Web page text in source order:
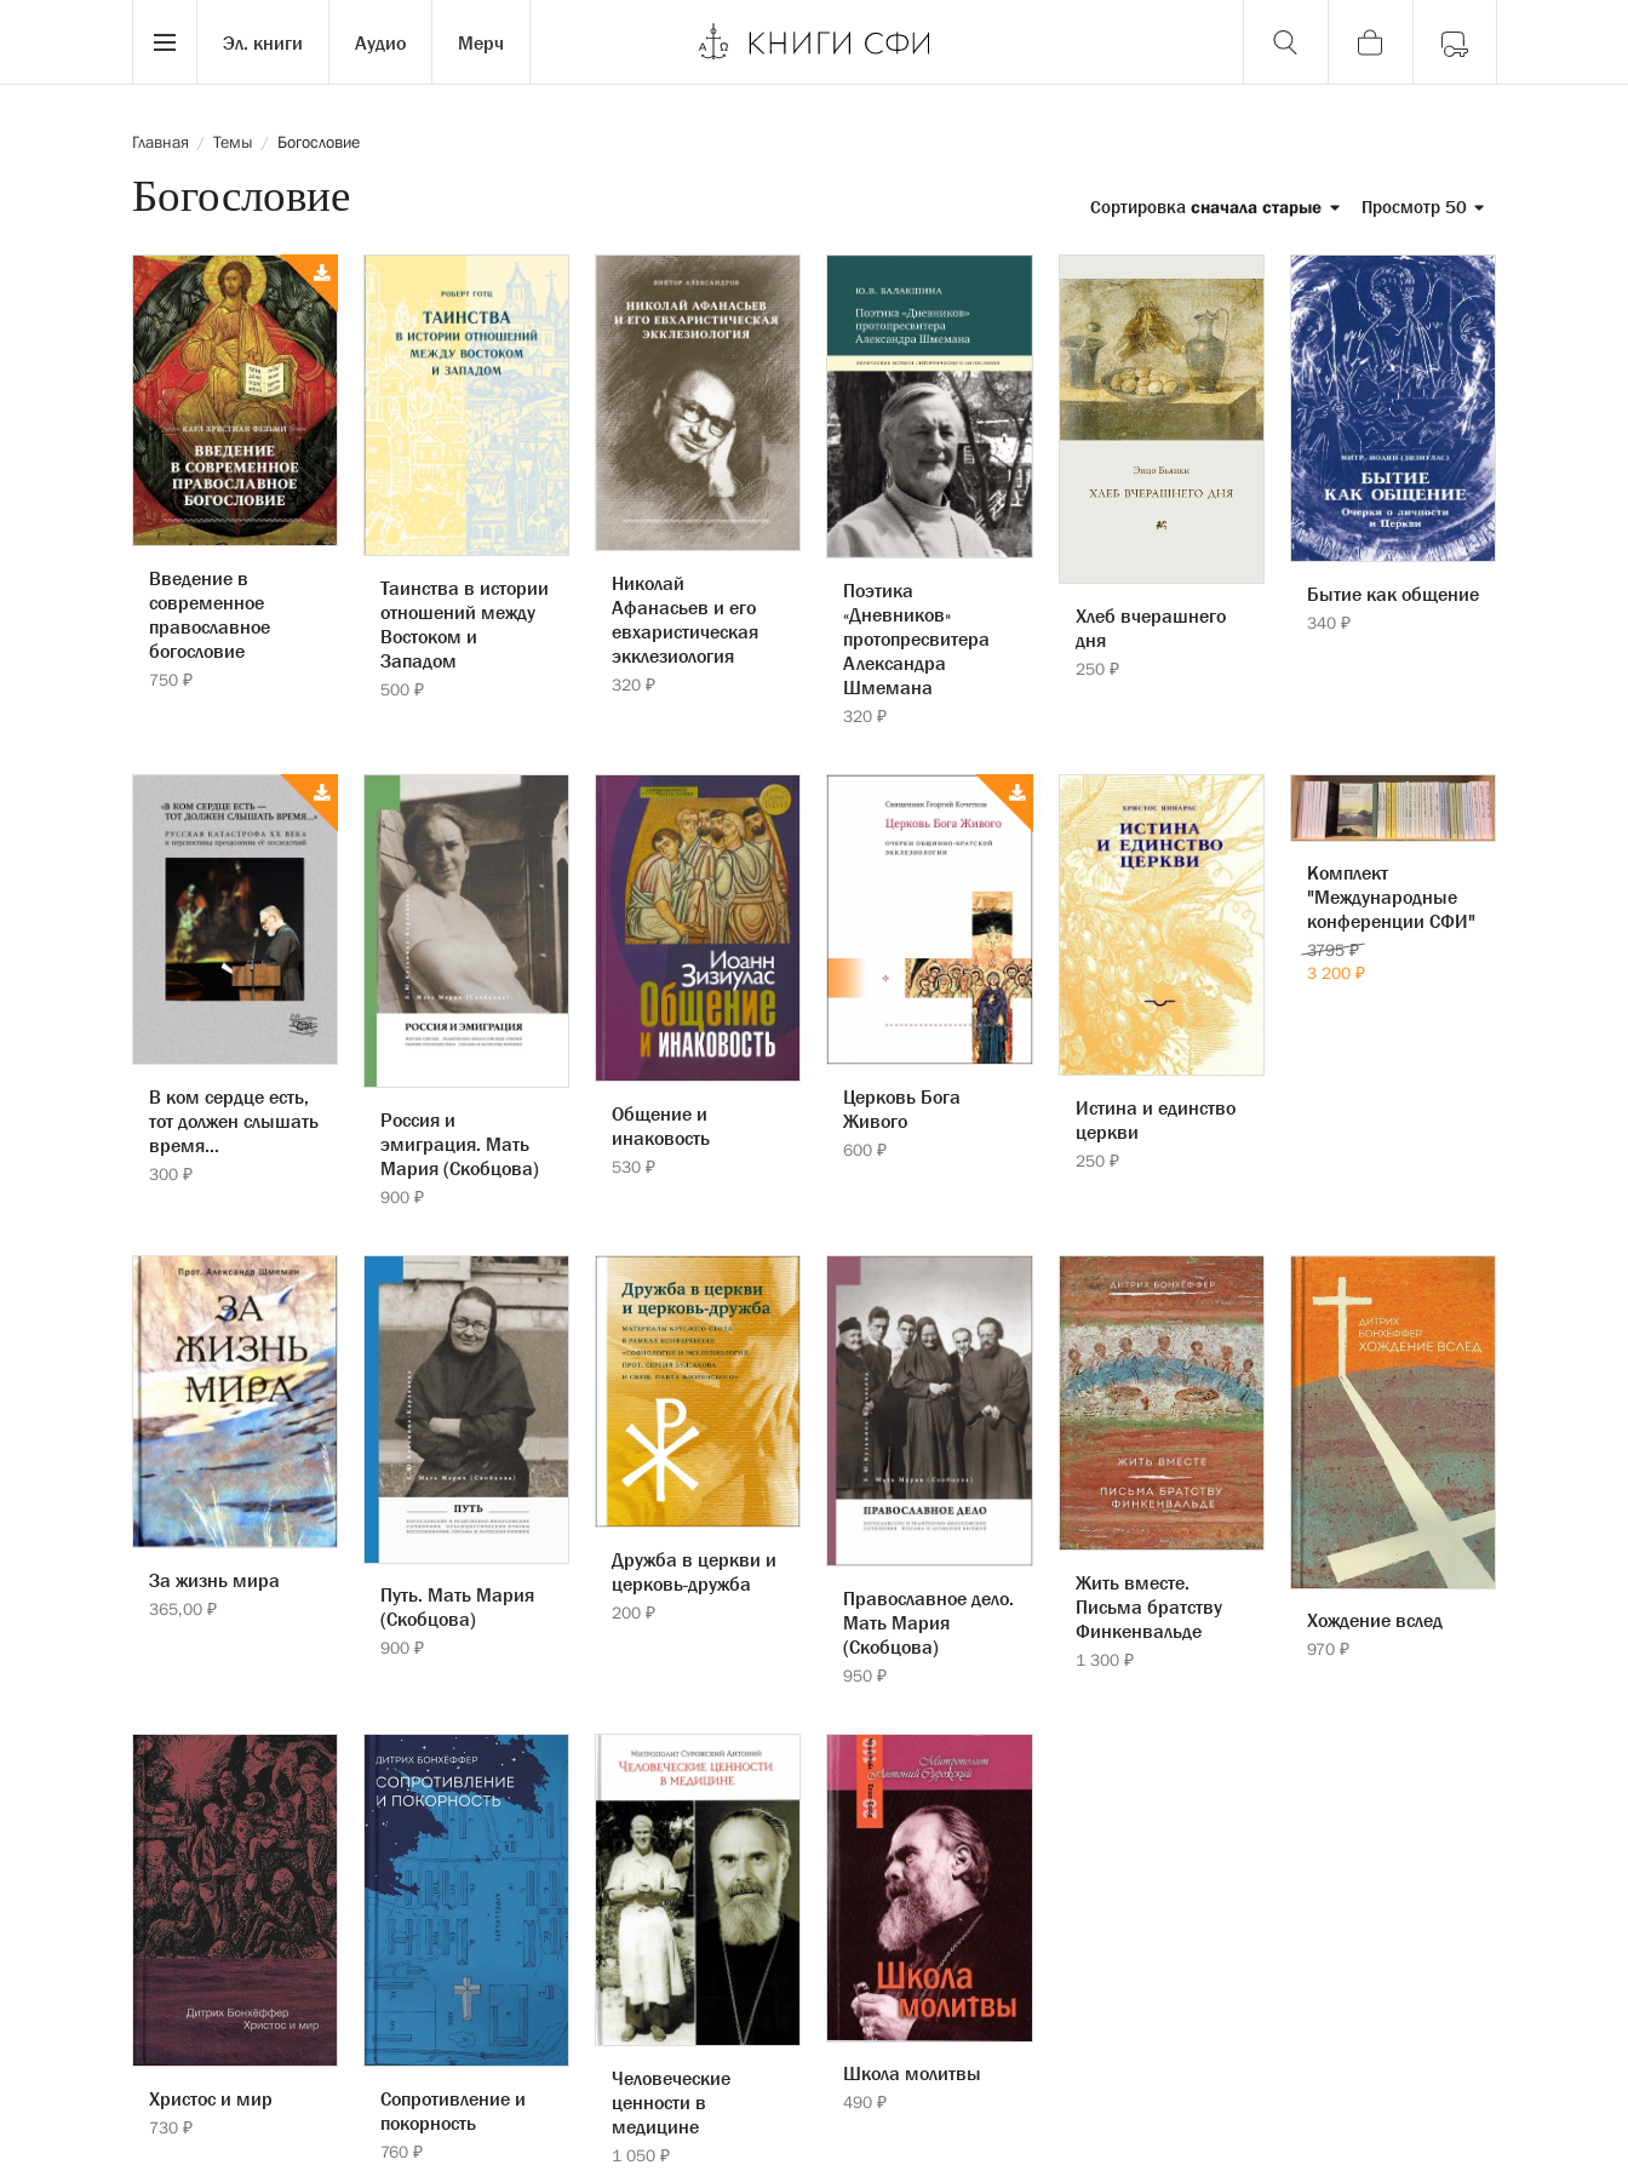
Эл. книги Аудио Мерч
Главная / Темы / Богословие
Богословие Просмотр 50
Сортировка сначала старые
Введение в
современное
православное
богословие
750 ₽
Таинства в истории
отношений между
Востоком и
Западом
500 ₽
Николай
Афанасьев и его
евхаристическая
экклезиология
320 ₽
Поэтика
«Дневников»
протопресвитера
Александра
Шмемана
320 ₽
Хлеб вчерашнего
дня
250 ₽
Бытие как общение
340 ₽
В ком сердце есть,
тот должен слышать
время…
300 ₽
Россия и
эмиграция. Мать
Мария (Скобцова)
900 ₽
Общение и
инаковость
530 ₽
Церковь Бога
Живого
600 ₽
Истина и единство
церкви
250 ₽
Комплект
"Международные
конференции СФИ"
3795 ₽
3 200 ₽
За жизнь мира
365,00 ₽
Путь. Мать Мария
(Скобцова)
900 ₽
Дружба в церкви и
церковь-дружба
200 ₽
Православное дело.
Мать Мария
(Скобцова)
950 ₽
Жить вместе.
Письма братству
Финкенвальде
1 300 ₽
Хождение вслед
970 ₽
Христос и мир
730 ₽
Сопротивление и
покорность
760 ₽
Человеческие
ценности в
медицине
1 050 ₽
Школа молитвы
490 ₽